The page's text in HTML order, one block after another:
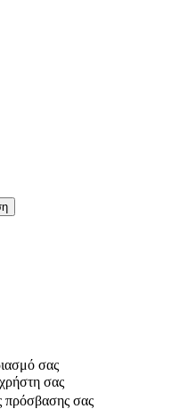
σας
σας
πρόσβασης σας